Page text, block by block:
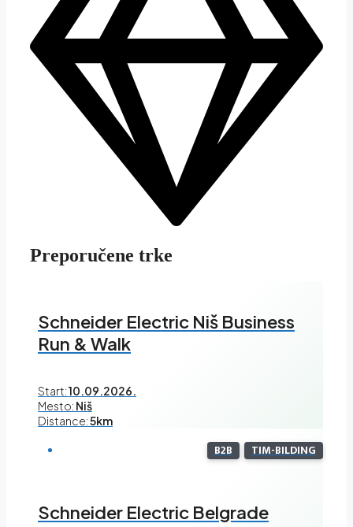
Preporučene trke
Schneider Electric Niš Business
Run & Walk
Start:10.09.2026.
Mesto: Niš
Distance:5km
B2B TIM-BILDING
Schneider Electric Belgrade